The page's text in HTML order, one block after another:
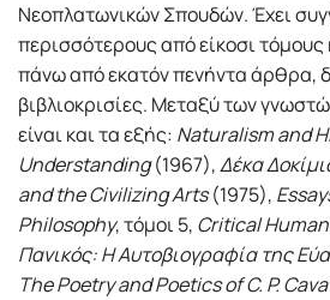
Νεοπλατωνικών Σπουδών. Έχει
περισσότερους από είκοσι τόμους
πάνω από εκατόν πενήντα άρθρα,
βιβλιοκρισίες. Μεταξύ των
είναι και τα εξής: Naturalism and
Understanding(1967),Δέκα
and the Civilizing Arts(1975),
Philosophy, τόμοι 5, Critical
Πανικός: Η Αυτοβιογραφία της
The Poetry and Poetics of C. P.